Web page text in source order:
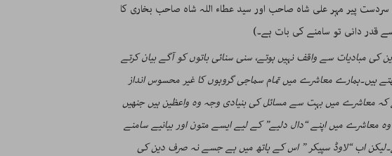
پیر مہر علی شاہ صاحب اور سید عطاء اللہ شاہ صاحب بخاری کا
قدر دانی تو سامنے کی بات ہے۔)
کی مبادیات سے واقف نہیں ہوتے، سنی سنائی باتوں کو آگے بیان کرتے
ہیں۔ہمارے معاشرے میں تمام سماجی گروہوں کا غیر محسوس انداز
کہ معاشرے میں بہت سے مسائل کی بنیادی وجہ وہ واعظین ہیں جنھیں
معاشرے میں اپنے “دال دلیے” کے لیے ایسے متون اور بیانیے سامنے
ہے۔لیکن اب “لاوڈ سپیکر ” اس کے ہاتھ میں ہے جسے نہ صرف دین کی